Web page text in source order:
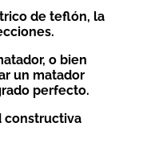
de teflón, la
o bien
un matador
perfecto.
constructiva